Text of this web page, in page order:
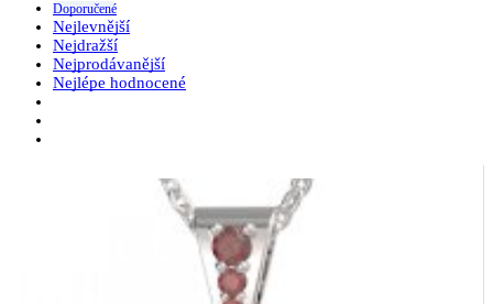
Doporučené
Nejlevnější
Nejdražší
Nejprodávanější
Nejlépe hodnocené